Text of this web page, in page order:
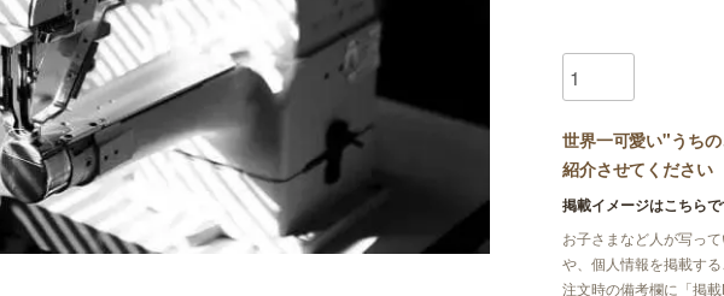
世界一可愛い"うち
紹介させてください
掲載イメージはこちら
お子さまなど人が写っ
や、個人情報を掲載す
注文時の備考欄に 「掲